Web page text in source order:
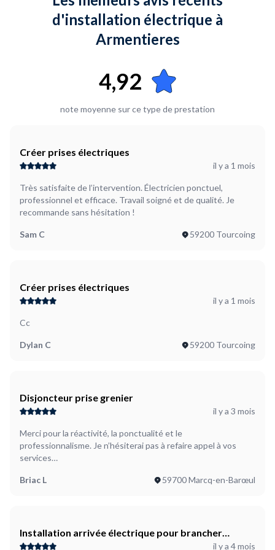
combles. Aucun appareil branché (Suite à diagnostic
immobilier).d'installation électrique à
Armentieres
4,92
note moyenne sur ce type de prestation
Créer prises électriques
il y a 1 mois
Très satisfaite de l’intervention. Électricien ponctuel,
professionnel et efficace. Travail soigné et de qualité. Je
recommande sans hésitation !
Sam C 59200 Tourcoing
Créer prises électriques
il y a 1 mois
Cc
Dylan C 59200 Tourcoing
Disjoncteur prise grenier
il y a 3 mois
Merci pour la réactivité, la ponctualité et le
professionnalisme. Je n’hésiterai pas à refaire appel à vos
services…
Briac L 59700 Marcq-en-Barœul
Installation arrivée électrique pour brancher
enseigne lumineuse
il y a 4 mois